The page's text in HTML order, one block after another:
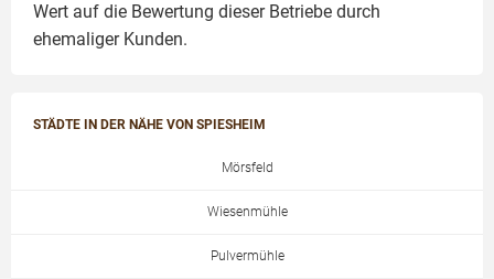
Wert auf die Bewertung dieser Betriebe durch
ehemaliger Kunden.
STÄDTE IN DER NÄHE VON SPIESHEIM
Mörsfeld
Wiesenmühle
Pulvermühle